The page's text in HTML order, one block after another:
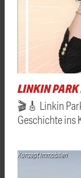
LINKIN
🎬🎸 Linkin
Geschichte ins
Konzept Immobilien